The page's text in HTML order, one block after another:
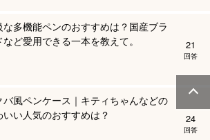
な多機能ペンのおすすめは？国産ブラ
など愛用できる一本を教えて。
21
回答
バ風ペンケース｜キティちゃんなどの
いい人気のおすすめは？
24
回答